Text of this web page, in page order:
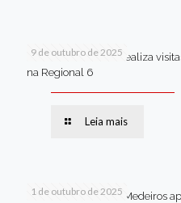
9 de outubro de 2025
Van dos secretários realiza
na Regional 6
Leia mais
1 de outubro de 2025
Em Brasília, Andréa Medeiros